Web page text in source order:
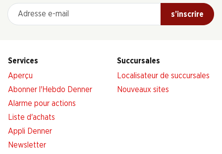
Adresse e-mail
s’inscrire
Services
Aperçu
Abonner l'Hebdo Denner
Alarme pour actions
Liste d'achats
Appli Denner
Newsletter
Succursales
Localisateur de succursales
Nouveaux sites